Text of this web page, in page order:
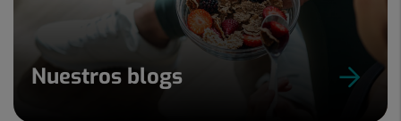
Nuestros blogs